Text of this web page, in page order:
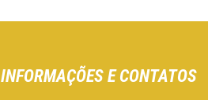
INFORMAÇÕES E CONTATOS